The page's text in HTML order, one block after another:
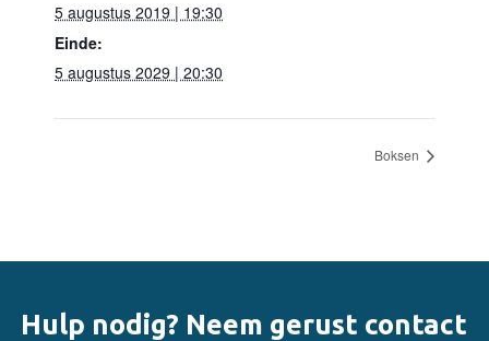
5 augustus 2019 | 19:30
Einde:
5 augustus 2029 | 20:30
Boksen
Hulp nodig? Neem gerust contact